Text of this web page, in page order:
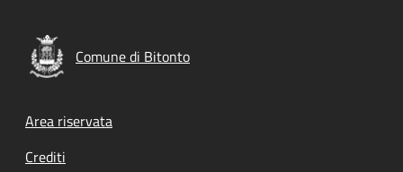
Comune di Bitonto
Footer menu
Area riservata
Crediti